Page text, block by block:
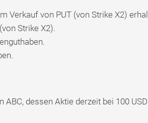
Verkauf von PUT (von Strike X2)
Strike X2).
dessen Aktie derzeit bei 100